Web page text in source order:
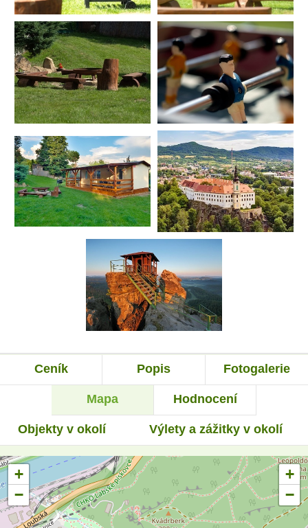
Ceník Popis Fotogalerie
Mapa Hodnocení
Objekty v okolí Výlety a zážitky v okolí
+
−
+
−